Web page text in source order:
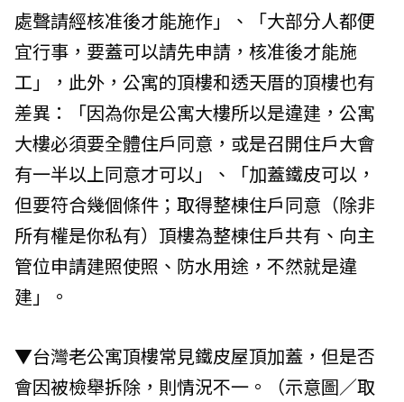
處聲請經核准後才能施作」、「大部分人都便
宜行事，要蓋可以請先申請，核准後才能施
工」，此外，公寓的頂樓和透天厝的頂樓也有
差異：「因為你是公寓大樓所以是違建，公寓
大樓必須要全體住戶同意，或是召開住戶大會
有一半以上同意才可以」、「加蓋鐵皮可以，
但要符合幾個條件；取得整棟住戶同意（除非
所有權是你私有）頂樓為整棟住戶共有、向主
管位申請建照使照、防水用途，不然就是違
建」。
▼台灣老公寓頂樓常見鐵皮屋頂加蓋，但是否
會因被檢舉拆除，則情況不一。（示意圖／取